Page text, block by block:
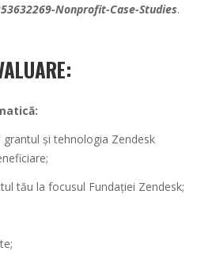
Nonprofit-Case-Studies.
grantul și tehnologia Zendesk
tău la focusul Fundației Zendesk;